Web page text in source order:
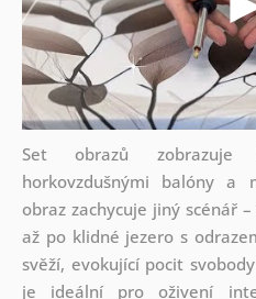
Set obrazů zobrazuje
horkovzdušnými balóny a
obraz zachycuje jiný scénář
až po klidné jezero s
svěží, evokující pocit
je ideální pro oživení